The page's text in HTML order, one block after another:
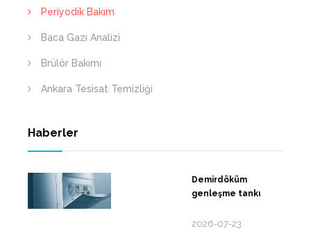
Periyodik Bakım
Baca Gazı Analizi
Brülör Bakımı
Ankara Tesisat Temizliği
Haberler
Demirdöküm
genleşme tankı
2026-07-23